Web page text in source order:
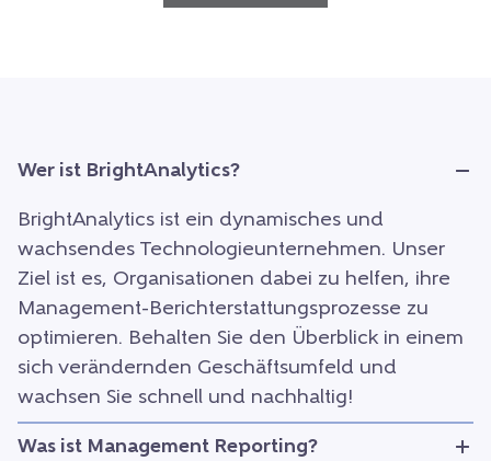
Wer ist BrightAnalytics?
BrightAnalytics ist ein dynamisches und
wachsendes Technologieunternehmen. Unser
Ziel ist es, Organisationen dabei zu helfen, ihre
Management-Berichterstattungsprozesse zu
optimieren. Behalten Sie den Überblick in einem
sich verändernden Geschäftsumfeld und
wachsen Sie schnell und nachhaltig!
Was ist Management Reporting?